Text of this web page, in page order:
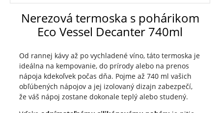
Nerezová termoska s pohárikom
Eco Vessel Decanter 740ml
Od rannej kávy až po vychladené víno, táto termoska je
ideálna na kempovanie, do prírody alebo na prenos
nápoja kdekoľvek počas dňa. Pojme až 740 ml vašich
obľúbených nápojov a jej izolovaný dizajn zabezpečí,
že váš nápoj zostane dokonale teplý alebo studený.